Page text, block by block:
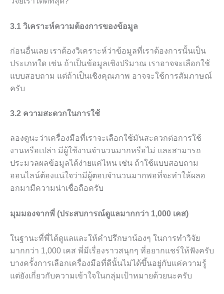
3.1 วิเคราะห์ความต้องการของข้อมูล
ก่อนอื่นเลย เราต้องวิเคราะห์ว่าข้อมูลที่เราต้องการนั้นเป็น
ประเภทใด เช่น ถ้าเป็นข้อมูลเชิงปริมาณ เราอาจจะเลือกใช้
แบบสอบถาม แต่ถ้าเป็นเชิงคุณภาพ อาจจะใช้การสัมภาษณ์
ครับ
3.2 ความสะดวกในการใช้
ลองดูนะว่าเครื่องมือที่เราจะเลือกใช้มันสะดวกต่อการใช้
งานหรือเปล่า มีผู้ใช้งานจำนวนมากหรือไม่ และสามารถ
ประมวลผลข้อมูลได้ง่ายแค่ไหน เช่น ถ้าใช้แบบสอบถาม
ออนไลน์ต้องแน่ใจว่ามีผู้ตอบจำนวนมากพอที่จะทำให้ผลอ
อกมามีความน่าเชื่อถือครับ
มุมมองจากพี่ (ประสบการณ์ดูแลมากกว่า 1,000 เคส)
ในฐานะที่พี่ได้ดูแลและให้คำปรึกษาน้องๆ ในการทำวิจัย
มากกว่า 1,000 เคส พี่มีเรื่องราวสนุกๆ ที่อยากแชร์ให้ฟังครับ
บางครั้งการเลือกเครื่องมือที่ดีนั้นไม่ได้ขึ้นอยู่กับแค่ความรู้
แต่ยังเกี่ยวกับความเข้าใจในกลุ่มเป้าหมายด้วยนะครับ